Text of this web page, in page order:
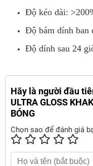
Độ kéo dài:
Độ bám dính ban
Độ dính sau 24
Hãy là người đầu
ULTRA GLOSS
BÓNG
Chọn sao để đánh giá